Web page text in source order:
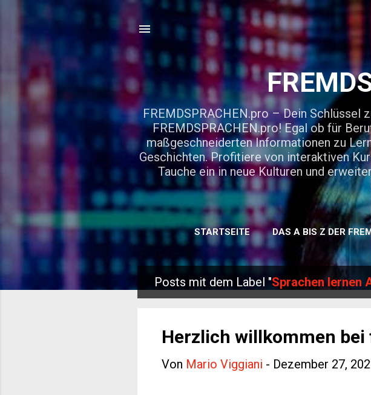
FREMDSPRACHEN.pro – Dein
FREMDSPRACHEN.pro! Egal ob für
maßgeschneiderten Informationen zu
Geschichten. Profitiere von interaktiven
Tauche ein in neue Kulturen und
STARTSEITE DAS A BIS Z DER
P Posts mit dem Label "Sprachen lernen
Herzlich willkommen
Von Mario Viggiani - Dezember 27,